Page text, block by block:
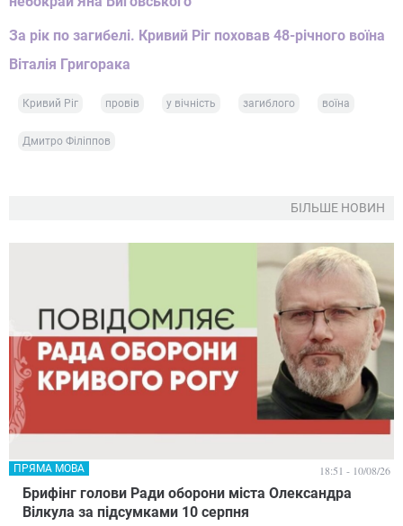
За рік по загибелі. Кривий Ріг поховав 48-річного воїна
Віталія Григорака
Кривий Ріг провів у вічність загиблого воїна
Дмитро Філіппов
БІЛЬШЕ НОВИН
Брифінг голови Ради оборони міста Олександра
Вілкула за підсумками 10 серпня
ПРЯМА МОВА 18:51 - 10/08/26